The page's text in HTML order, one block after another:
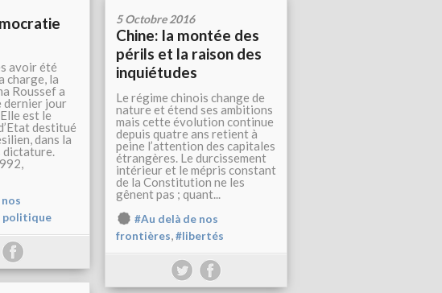
avoir été
charge, la
Roussef a
dernier jour
est le
destitué
dans la
dictature.
politique
5 Octobre 2016
Chine: la montée des
périls et la raison des
inquiétudes
Le régime chinois change de
nature et étend ses ambitions
mais cette évolution continue
depuis quatre ans retient à
peine l’attention des capitales
étrangères. Le durcissement
intérieur et le mépris constant
de la Constitution ne les
gênent pas ; quant...
#Au delà de nos
frontières,#libertés